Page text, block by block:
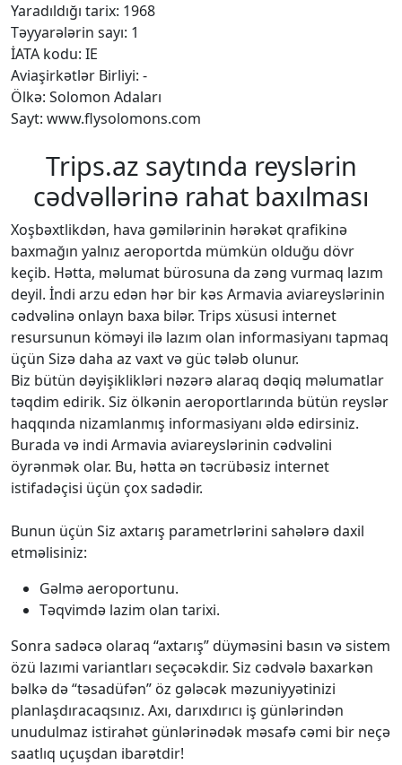
Yaradıldığı tarix: 1968
Təyyarələrin sayı: 1
İATA kodu: IE
Aviaşirkətlər Birliyi: -
Ölkə: Solomon Adaları
Sayt: www.flysolomons.com
Trips.az saytında reyslərin
cədvəllərinə rahat baxılması
Xoşbəxtlikdən, hava gəmilərinin hərəkət qrafikinə
baxmağın yalnız aeroportda mümkün olduğu dövr
keçib. Hətta, məlumat bürosuna da zəng vurmaq lazım
deyil. İndi arzu edən hər bir kəs Armavia aviareyslərinin
cədvəlinə onlayn baxa bilər. Trips xüsusi internet
resursunun köməyi ilə lazım olan informasiyanı tapmaq
üçün Sizə daha az vaxt və güc tələb olunur.
Biz bütün dəyişiklikləri nəzərə alaraq dəqiq məlumatlar
təqdim edirik. Siz ölkənin aeroportlarında bütün reyslər
haqqında nizamlanmış informasiyanı əldə edirsiniz.
Burada və indi Armavia aviareyslərinin cədvəlini
öyrənmək olar. Bu, hətta ən təcrübəsiz internet
istifadəçisi üçün çox sadədir.
Bunun üçün Siz axtarış parametrlərini sahələrə daxil
etməlisiniz:
Gəlmə aeroportunu.
Təqvimdə lazim olan tarixi.
Sonra sadəcə olaraq “axtarış” düyməsini basın və sistem
özü lazımi variantları seçəcəkdir. Siz cədvələ baxarkən
bəlkə də “təsadüfən” öz gələcək məzuniyyətinizi
planlaşdıracaqsınız. Axı, darıxdırıcı iş günlərindən
unudulmaz istirahət günlərinədək məsafə cəmi bir neçə
saatlıq uçuşdan ibarətdir!